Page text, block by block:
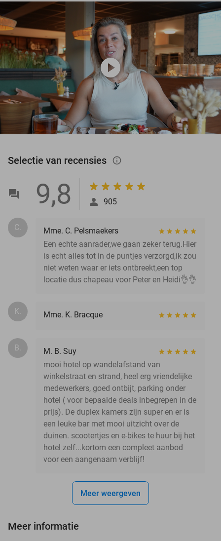
play_circle
Selectie van recensies info_outlined
9,8 905
C.
Mme. C. Pelsmaekers
Een echte aanrader,we gaan zeker terug.Hier
is echt alles tot in de puntjes verzorgd,ik zou
niet weten waar er iets ontbreekt,een top
locatie dus chapeau voor Peter en Heidi👌👌
K. Mme. K. Bracque
B.
M. B. Suy
mooi hotel op wandelafstand van
winkelstraat en strand, heel erg vriendelijke
medewerkers, goed ontbijt, parking onder
hotel ( voor bepaalde deals inbegrepen in de
prijs). De duplex kamers zijn super en er is
een leuke bar met mooi uitzicht over de
duinen. scootertjes en e-bikes te huur bij het
hotel zelf...kortom een compleet aanbod
voor een aangenaam verblijf!
Meer weergeven
Meer informatie